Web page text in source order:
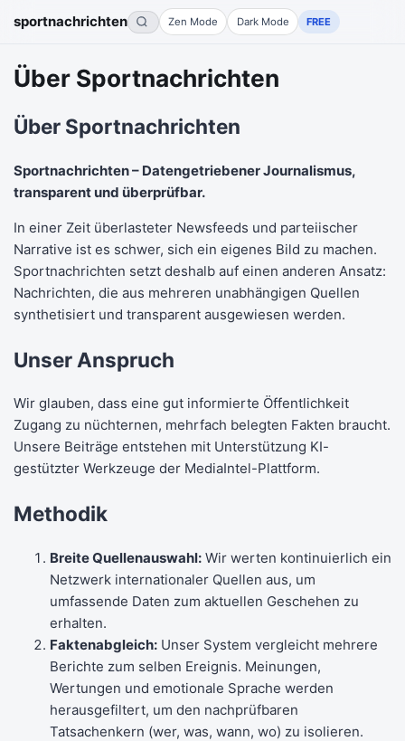
sportnachrichten Zen Mode Dark Mode FREE
Über Sportnachrichten
Über Sportnachrichten
Sportnachrichten – Datengetriebener Journalismus,
transparent und überprüfbar.
In einer Zeit überlasteter Newsfeeds und parteiischer
Narrative ist es schwer, sich ein eigenes Bild zu machen.
Sportnachrichten setzt deshalb auf einen anderen Ansatz:
Nachrichten, die aus mehreren unabhängigen Quellen
synthetisiert und transparent ausgewiesen werden.
Unser Anspruch
Wir glauben, dass eine gut informierte Öffentlichkeit
Zugang zu nüchternen, mehrfach belegten Fakten braucht.
Unsere Beiträge entstehen mit Unterstützung KI-
gestützter Werkzeuge der MediaIntel-Plattform.
Methodik
Breite Quellenauswahl: Wir werten kontinuierlich ein
Netzwerk internationaler Quellen aus, um
umfassende Daten zum aktuellen Geschehen zu
erhalten.
Faktenabgleich: Unser System vergleicht mehrere
Berichte zum selben Ereignis. Meinungen,
Wertungen und emotionale Sprache werden
herausgefiltert, um den nachprüfbaren
Tatsachenkern (wer, was, wann, wo) zu isolieren.